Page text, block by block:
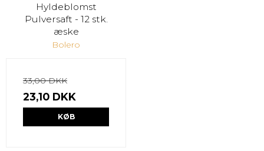
Hyldeblomst
Pulversaft - 12 stk.
æske
Bolero
33,00 DKK
23,10 DKK
KØB